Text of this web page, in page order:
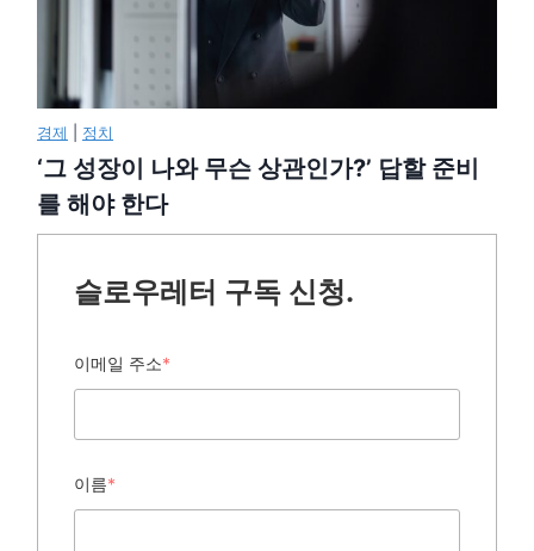
경제 정치
‘그 성장이 나와 무슨 상관인가?’ 답할 준비
를 해야 한다
슬로우레터 구독 신청.
이메일 주소*
이름*